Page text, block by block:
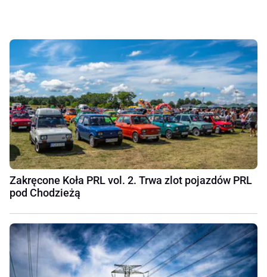
Zakręcone Koła PRL vol. 2. Trwa zlot pojazdów PRL
pod Chodzieżą